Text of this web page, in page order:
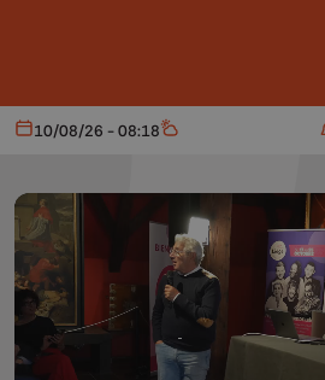
Aujourd'hui
10/08/26 - 08:18 Météo